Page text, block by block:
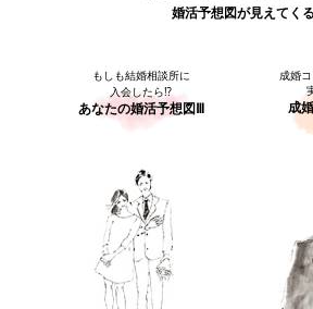
婚活予想図が見えてくる
もしも結婚相談所に
入会したら⁉
あなたの婚活予想図Ⅲ
成婚
成